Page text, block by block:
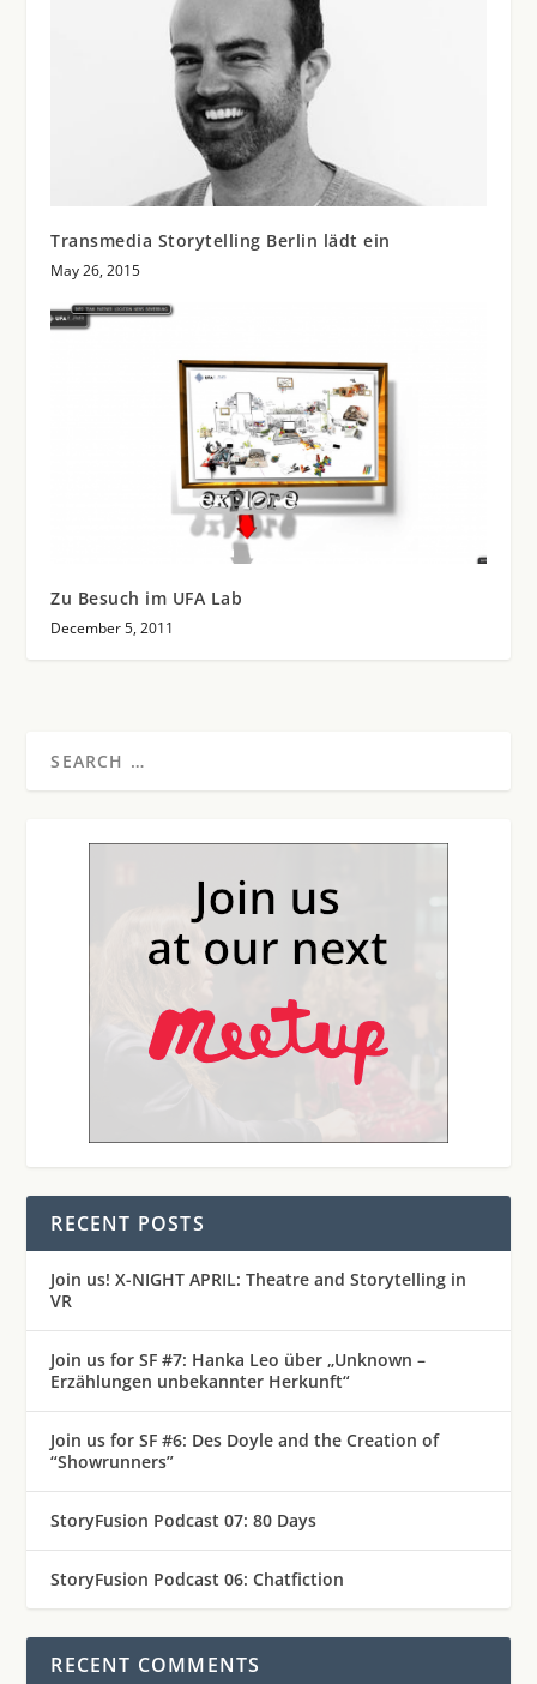
Transmedia Storytelling Berlin lädt ein
May 26, 2015
Zu Besuch im UFA Lab
December 5, 2011
RECENT POSTS
Join us! X-NIGHT APRIL: Theatre and Storytelling in
VR
Join us for SF #7: Hanka Leo über „Unknown –
Erzählungen unbekannter Herkunft“
Join us for SF #6: Des Doyle and the Creation of
“Showrunners”
StoryFusion Podcast 07: 80 Days
StoryFusion Podcast 06: Chatfiction
RECENT COMMENTS